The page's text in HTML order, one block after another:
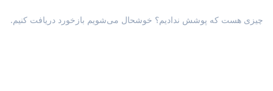
چیزی هست که پوشش ندادیم؟ خوشحال می‌شویم بازخورد دریافت کنیم.